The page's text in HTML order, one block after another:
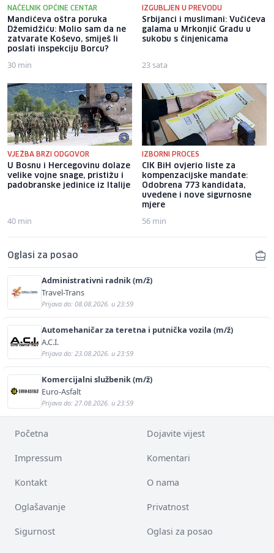
NAČELNIK OPĆINE CENTAR
Mandićeva oštra poruka
Džemidžiću: Molio sam da ne
zatvarate Koševo, smiješ li
poslati inspekciju Borcu?
30 min
IZGUBLJEN U PREVODU
Srbijanci i muslimani: Vučićeva
galama u Mrkonjić Gradu u
sukobu s činjenicama
23 sata
VJEŽBA BRZI ODGOVOR
U Bosnu i Hercegovinu dolaze
velike vojne snage, pristižu i
padobranske jedinice iz Italije
40 min
IZBORNI PROCES
CIK BiH ovjerio liste za
kompenzacijske mandate:
Odobrena 773 kandidata,
uvedene i nove sigurnosne
mjere
56 min
Oglasi za posao
Administrativni radnik (m/ž)
Travel-Trans
Prijava do: 08.08.2026. u 23:59
Automehaničar za teretna i putnička vozila (m/ž)
A.C.I.
Prijava do: 23.08.2026. u 23:59
Komercijalni službenik (m/ž)
Euro-Asfalt
Prijava do: 27.08.2026. u 23:59
Početna Dojavite vijest
Impressum Komentari
Kontakt O nama
Oglašavanje Privatnost
Sigurnost Oglasi za posao